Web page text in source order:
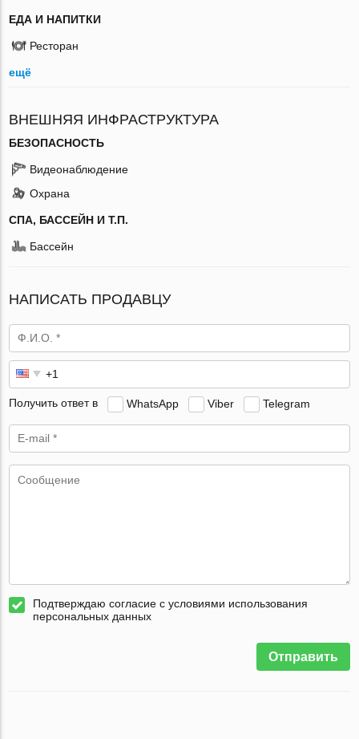
ЕДА И НАПИТКИ
Ресторан
ещё
ВНЕШНЯЯ ИНФРАСТРУКТУРА
БЕЗОПАСНОСТЬ
Видеонаблюдение
Охрана
СПА, БАССЕЙН И Т.П.
Бассейн
НАПИСАТЬ ПРОДАВЦУ
Получить ответ в WhatsApp Viber Telegram
Подтверждаю согласие с условиями использования
персональных данных
Отправить